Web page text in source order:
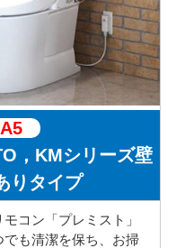
A5
，KMシリーズ壁
りタイプ
コン「プレミスト」
も清潔を保ち、お掃